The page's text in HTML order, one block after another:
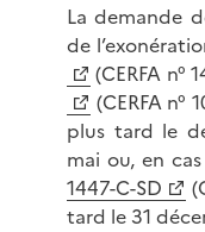
La demande
de
(CERFA n°
(CERFA n°
plus tard le
mai ou, en
1447-C-SD
tard le 31